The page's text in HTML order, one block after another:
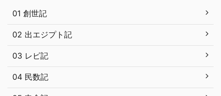
01 創世記
02 出エジプト記
03 レビ記
04 民数記